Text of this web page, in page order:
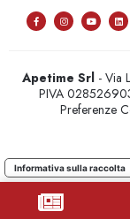
Apetime Srl - Via
PIVA
Preferenze
Informativa sulla raccolta